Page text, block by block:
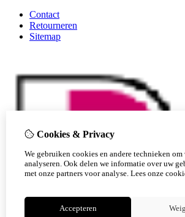
Contact
Retourneren
Sitemap
Cookies & Privacy
We gebruiken cookies en andere technieken om
analyseren. Ook delen we informatie over uw
met onze partners voor analyse. Lees onze
Accepteren